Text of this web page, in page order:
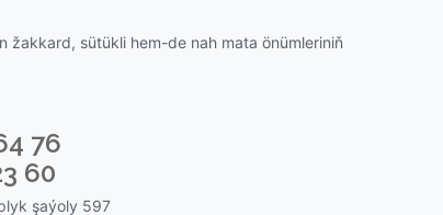
žakkard, sütükli hem-de nah mata önümleriniň
76
60
şaýoly 597